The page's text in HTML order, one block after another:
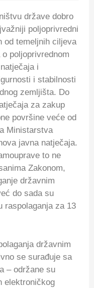
države dobro
poljoprivredni
od temeljnih ciljeva
poljoprivrednom
i
i stabilnosti
zemljišta. Do
za zakup
površine veće od
Ministarstva
javna natječaja.
to ne
Zakonom,
državnim
do sada su
raspolaganja za 13
državnim
se surađuje sa
– održane su
elektroničkog